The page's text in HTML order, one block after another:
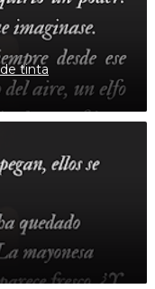
tinta